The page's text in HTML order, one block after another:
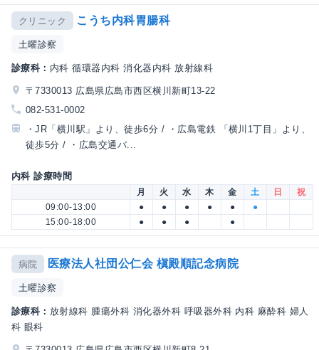
クリニック こうち内科胃腸科
土曜診察
診療科： 内科 循環器内科 消化器内科 放射線科
〒7330013 広島県広島市西区横川新町13-22
082-531-0002
・JR「横川駅」より、徒歩6分 / ・広島電鉄 「横川1丁目」より、
徒歩5分 / ・広島交通バ...
内科 診療時間
月 火 水 木 金 土 日
祝
09:00-13:00
● ● ● ● ●
●
15:00-18:00
● ● ● ●
病院 医療法人社団公仁会 槇殿順記念病院
土曜診察
診療科： 放射線科 腫瘍外科 消化器外科 呼吸器外科 内科 麻酔科 婦人
科 眼科